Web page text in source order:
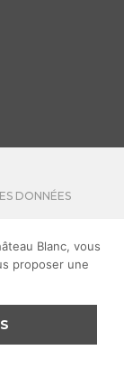
DONNÉES
PHYSIQUE
Blanc, vous
proposer une